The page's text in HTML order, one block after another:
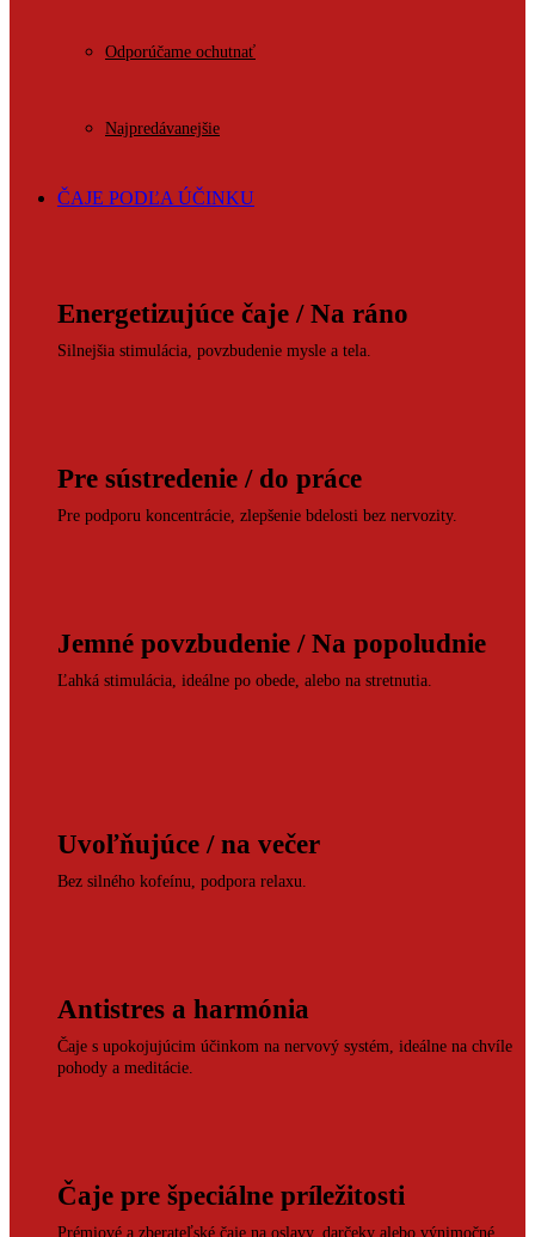
Odporúčame ochutnať
Najpredávanejšie
ČAJE PODĽA ÚČINKU
Energetizujúce čaje / Na ráno
Silnejšia stimulácia, povzbudenie mysle a tela.
Pre sústredenie / do práce
Pre podporu koncentrácie, zlepšenie bdelosti bez nervozity.
Jemné povzbudenie / Na popoludnie
Ľahká stimulácia, ideálne po obede, alebo na stretnutia.
Uvoľňujúce / na večer
Bez silného kofeínu, podpora relaxu.
Antistres a harmónia
Čaje s upokojujúcim účinkom na nervový systém, ideálne na chvíle
pohody a meditácie.
Čaje pre špeciálne príležitosti
Prémiové a zberateľské čaje na oslavy, darčeky alebo výnimočné